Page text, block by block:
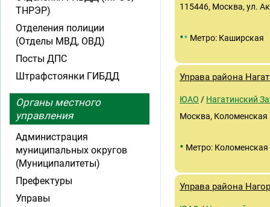
115446, Москва, ул.
•• Метро: Каширская
Управа района
ЮАО / Нагатинский
Москва, Коломенская
• Метро: Коломенская
Управа района
ТНРЭР)
Отделения полиции
(Отделы МВД, ОВД)
Посты ДПС
Штрафстоянки ГИБДД
Органы местного
управления
Администрация
муниципальных округов
(Муниципалитеты)
Префектуры
Управы